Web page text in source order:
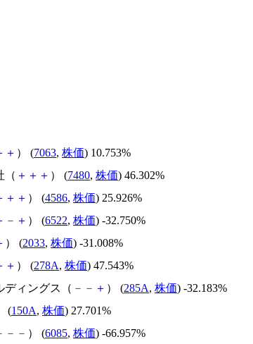
＋ ） (7063, 株価) 10.753%
（ ＋ ＋ ＋ ） (7480, 株価) 46.302%
＋ ＋ ） (4586, 株価) 25.926%
－ ＋ ） (6522, 株価) -32.750%
） (2033, 株価) -31.008%
＋ ） (278A, 株価) 47.543%
ディングス（ － － ＋ ） (285A, 株価) -32.183%
(150A, 株価) 27.701%
－ － ） (6085, 株価) -66.957%